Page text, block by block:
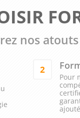
nos
2
Pour